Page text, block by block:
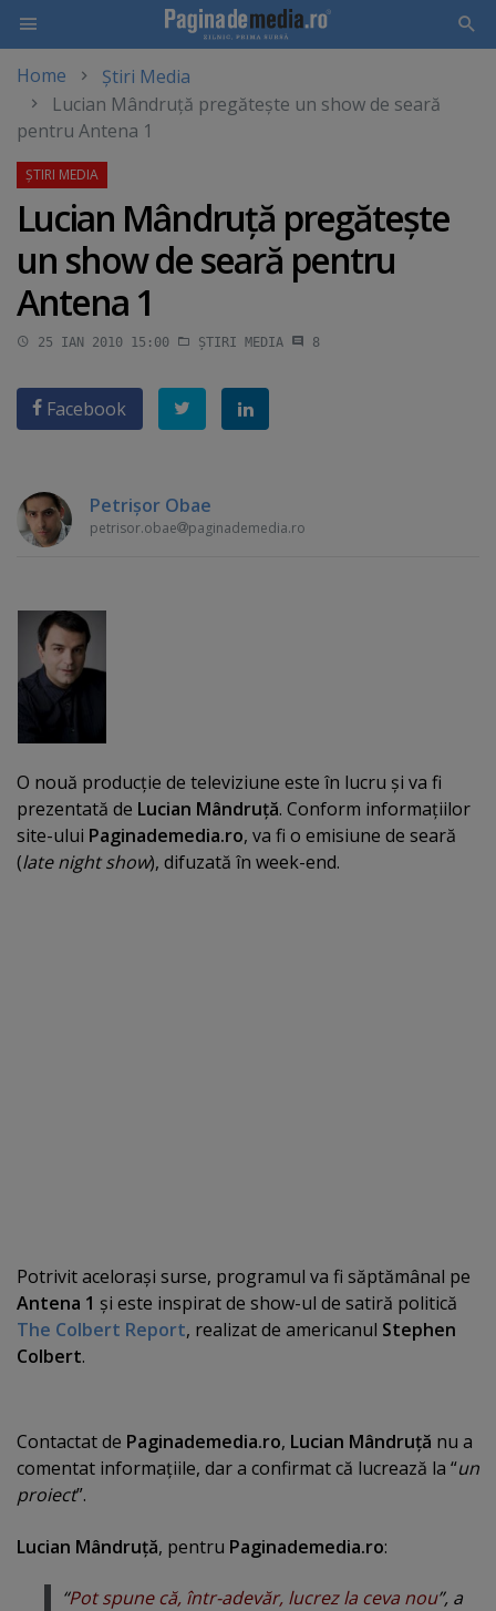
main
content
Home
Știri Media
Lucian Mândruţă pregăteşte un show de seară
pentru Antena 1
Lucian Mândruţă pregăteşte
un show de seară pentru
Antena 1
25 IAN 2010 15:00 ȘTIRI MEDIA 8
Facebook
Petrişor Obae
petrisor.obae paginademedia.ro
O nouă producţie de televiziune este în lucru şi va fi
prezentată de Lucian Mândruţă. Conform informaţiilor
site-ului Paginademedia.ro, va fi o emisiune de seară
(late night show), difuzată în week-end.
Potrivit aceloraşi surse, programul va fi săptămânal pe
Antena 1 şi este inspirat de show-ul de satiră politică
The Colbert Report, realizat de americanul Stephen
Colbert.
Contactat de Paginademedia.ro, Lucian Mândruţă nu a
comentat informaţiile, dar a confirmat că lucrează la “un
proiect”.
Lucian Mândruţă, pentru Paginademedia.ro:
“Pot spune că, într-adevăr, lucrez la ceva nou”, a